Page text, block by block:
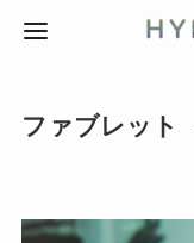
ファブレット